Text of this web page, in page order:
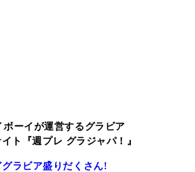
ボーイが運営するグラビア
ト『週プレ グラジャパ！』
ラビア盛りだくさん!